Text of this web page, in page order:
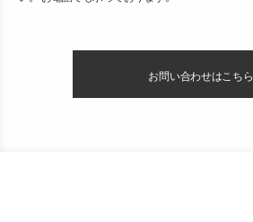
お問い合わせはこちら